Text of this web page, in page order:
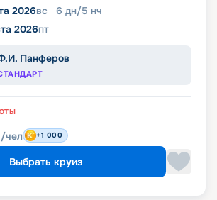
2026вс 6 дн/5 нч
2026пт
Панферов
/чел +1 000
Выбрать круиз